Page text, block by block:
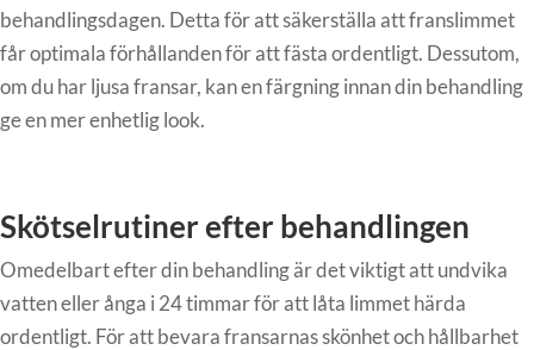
behandlingsdagen. Detta för att säkerställa att franslimmet
får optimala förhållanden för att fästa ordentligt. Dessutom,
om du har ljusa fransar, kan en färgning innan din behandling
ge en mer enhetlig look.
Skötselrutiner efter behandlingen
Omedelbart efter din behandling är det viktigt att undvika
vatten eller ånga i 24 timmar för att låta limmet härda
ordentligt. För att bevara fransarnas skönhet och hållbarhet